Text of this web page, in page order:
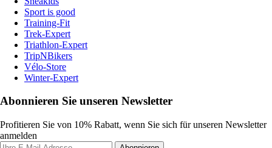
Sport is good
Training-Fit
Trek-Expert
Triathlon-Expert
TripNBikers
Vélo-Store
Winter-Expert
Abonnieren Sie unseren Newsletter
Profitieren Sie von 10% Rabatt, wenn Sie sich für unseren Newsletter
anmelden